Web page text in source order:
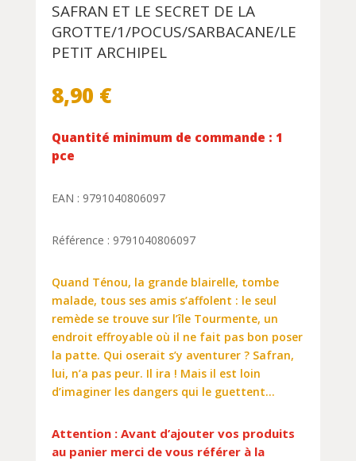
SAFRAN ET LE SECRET DE LA
GROTTE/1/POCUS/SARBACANE/LE
PETIT ARCHIPEL
8,90 €
Quantité minimum de commande : 1
pce
EAN : 9791040806097
Référence : 9791040806097
Quand Ténou, la grande blairelle, tombe
malade, tous ses amis s’affolent : le seul
remède se trouve sur l’île Tourmente, un
endroit effroyable où il ne fait pas bon poser
la patte. Qui oserait s’y aventurer ? Safran,
lui, n’a pas peur. Il ira ! Mais il est loin
d’imaginer les dangers qui le guettent…
Attention : Avant d’ajouter vos produits
au panier merci de vous référer à la